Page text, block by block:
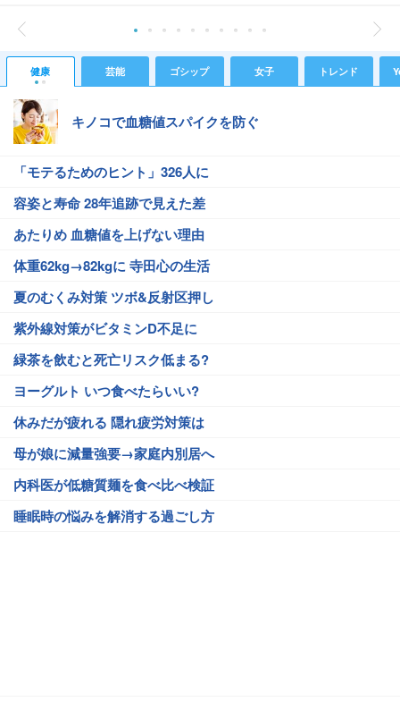
健康 芸能 ゴシップ 女子 トレンド
キノコで血糖値スパイクを防ぐ
「モテるためのヒント」326人に
容姿と寿命 28年追跡で見えた差
あたりめ 血糖値を上げない理由
体重62kg→82kgに 寺田心の生活
夏のむくみ対策 ツボ&反射区押し
紫外線対策がビタミンD不足に
緑茶を飲むと死亡リスク低まる?
ヨーグルト いつ食べたらいい?
休みだが疲れる 隠れ疲労対策は
母が娘に減量強要→家庭内別居へ
内科医が低糖質麺を食べ比べ検証
睡眠時の悩みを解消する過ごし方